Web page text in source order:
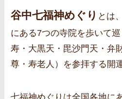
谷中七福神めぐり とは
にある7つの寺院を歩いて
寿・大黒天・毘沙門天・弁
尊・寿老人）を参拝する開